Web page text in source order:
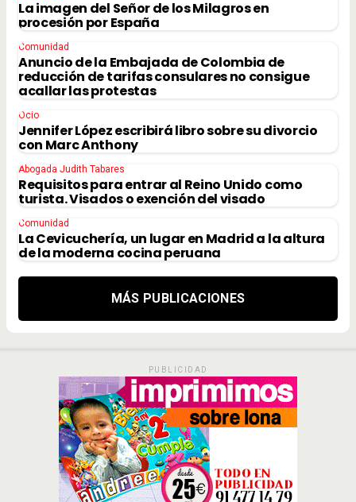
La imagen del Señor de los Milagros en
procesión por España
Comunidad
Anuncio de la Embajada de Colombia de
reducción de tarifas consulares no consigue
acallar las protestas
Ocio
Jennifer López escribirá libro sobre su divorcio
con Marc Anthony
Abogada Judith Tabares
Requisitos para entrar al Reino Unido como
turista. Visados o exención del visado
Comunidad
La Cevicuchería, un lugar en Madrid a la altura
de la moderna cocina peruana
MÁS PUBLICACIONES
PUBLICIDAD